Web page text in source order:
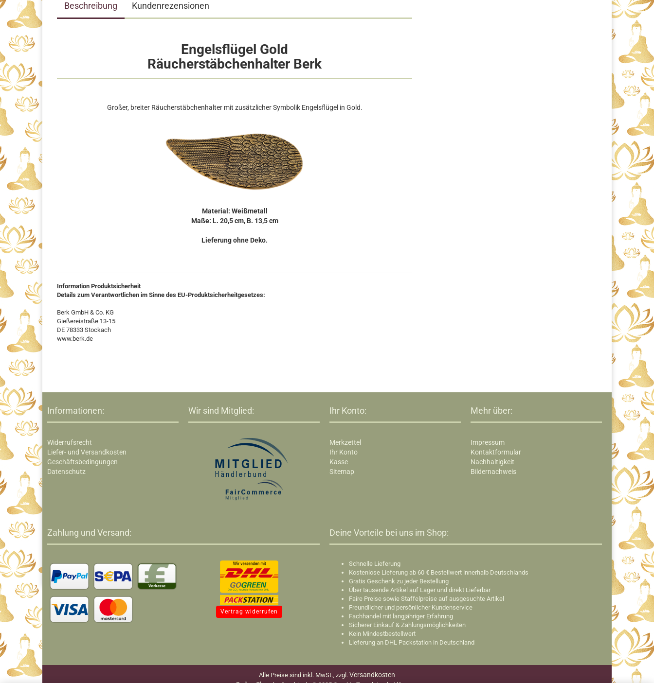
Beschreibung Kundenrezensionen
Engelsflügel Gold
Räucherstäbchenhalter Berk
Großer, breiter Räucherstäbchenhalter mit zusätzlicher Symbolik Engelsflügel in Gold.
Material: Weißmetall
Maße: L. 20,5 cm, B. 13,5 cm
Lieferung ohne Deko.
Information Produktsicherheit
Details zum Verantwortlichen im Sinne des EU-Produktsicherheitgesetzes:
Berk GmbH & Co. KG
Gießereistraße 13-15
DE 78333 Stockach
www.berk.de
Informationen:
Widerrufsrecht
Liefer- und Versandkosten
Geschäftsbedingungen
Datenschutz
Wir sind Mitglied: Ihr Konto:
Merkzettel
Ihr Konto
Kasse
Sitemap
Mehr über:
Impressum
Kontaktformular
Nachhaltigkeit
Bildernachweis
Zahlung und Versand:
Vertrag widerrufen
Deine Vorteile bei uns im Shop:​
Schnelle Lieferung
Kostenlose Lieferung ab 60 € Bestellwert innerhalb Deutschlands
Gratis Geschenk zu jeder Bestellung
Über tausende Artikel auf Lager und direkt Lieferbar
Faire Preise sowie Staffelpreise auf ausgesuchte Artikel
Freundlicher und persönlicher Kundenservice
Fachhandel mit langjähriger Erfahrung
Sicherer Einkauf & Zahlungsmöglichkeiten
Kein Mindestbestellwert
Lieferung an DHL Packstation in Deutschland
Alle Preise sind inkl. MwSt., zzgl. Versandkosten